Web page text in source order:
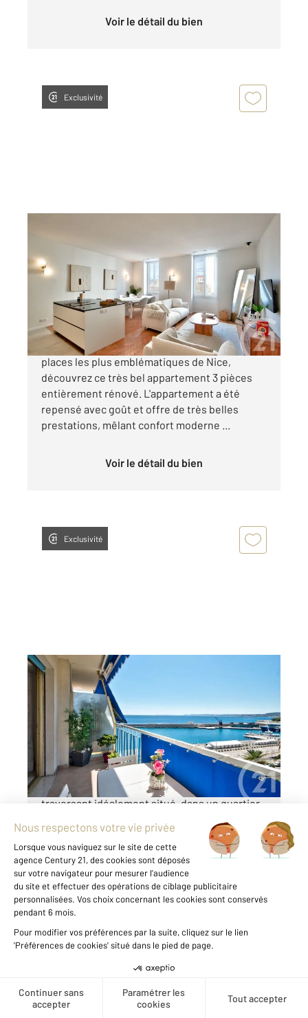
Créer une alerte
Voir le détail du bien
Exclusivité
Ref : 16584
Appartement F3 à vendre
649 000 €
Nice Place Garibaldi. Au cœur de l'une des
places les plus emblématiques de Nice,
découvrez ce très bel appartement 3 pièces
entièrement rénové. L'appartement a été
repensé avec goût et offre de très belles
prestations, mêlant confort moderne ...
Voir le détail du bien
Exclusivité
NICE 06
69,68 m2, 3 pièces
Ref : 16560
Appartement F3 à vendre
800 000 €
Nice Franck Pilatte - Appartement 3 pièces
traversant idéalement situé, dans un quartier
des plages et du port de Nice, et à seulement
quelques minutes à pied de toutes les
commodités et des commerces ...
Voir le détail du bien